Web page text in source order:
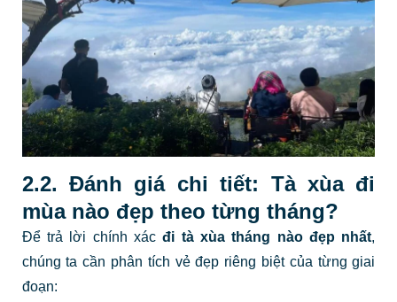
2.2. Đánh giá chi tiết: Tà xùa đi
mùa nào đẹp theo từng tháng?
Để trả lời chính xácđi tà xùa tháng nào đẹp nhất,
chúng ta cần phân tích vẻ đẹp riêng biệt của từng giai
đoạn: